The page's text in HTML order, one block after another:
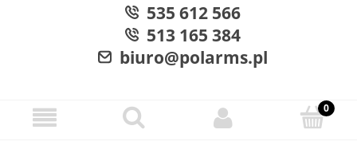
535 612 566
513 165 384
biuro@polarms.pl